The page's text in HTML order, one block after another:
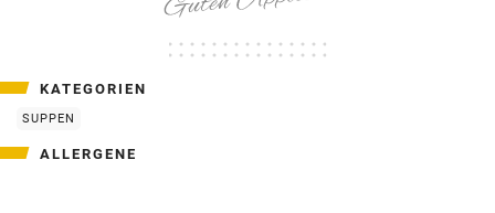
KATEGORIEN
SUPPEN
ALLERGENE